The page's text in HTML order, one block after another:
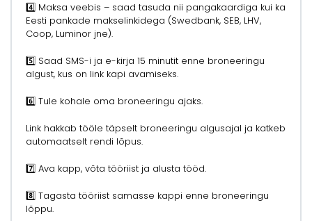
4️⃣ Maksa veebis – saad tasuda nii pangakaardiga kui ka
Eesti pankade makselinkidega (Swedbank, SEB, LHV,
Coop, Luminor jne).
5️⃣ Saad SMS-i ja e-kirja 15 minutit enne broneeringu
algust, kus on link kapi avamiseks.
6️⃣ Tule kohale oma broneeringu ajaks.
Link hakkab tööle täpselt broneeringu algusajal ja katkeb
automaatselt rendi lõpus.
7️⃣ Ava kapp, võta tööriist ja alusta tööd.
8️⃣ Tagasta tööriist samasse kappi enne broneeringu
lõppu.